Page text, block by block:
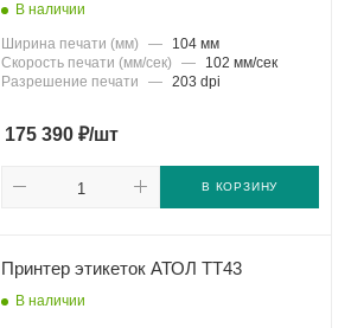
В наличии
Ширина печати (мм) —
104 мм
Скорость печати (мм/сек)
—
102 мм/сек
Разрешение печати
— 203 dpi
175 390 ₽/шт
В КОРЗИНУ
Принтер этикеток АТОЛ TT43
В наличии